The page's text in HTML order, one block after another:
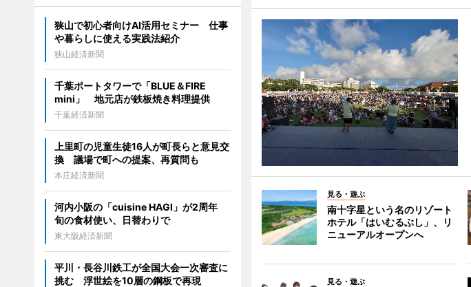
見る・遊ぶ
南十字星という名のリゾート
ホテル「はいむるぶし」、リ
ニューアルオープンへ
見る・遊ぶ
狭山で初心者向けAI活用セミナー 仕事
や暮らしに使える実践法紹介
狭山経済新聞
千葉ポートタワーで「BLUE＆FIRE
mini」 地元店が鉄板焼き料理提供
千葉経済新聞
上里町の児童生徒16人が町長らと意見交
換 議場で町への提案、再質問も
本庄経済新聞
河内小阪の「cuisine HAGI」が2周年
旬の食材使い、日替わりで
東大阪経済新聞
平川・長谷川鉄工が全国大会一次審査に
挑む 浮世絵を10層の鋼板で再現